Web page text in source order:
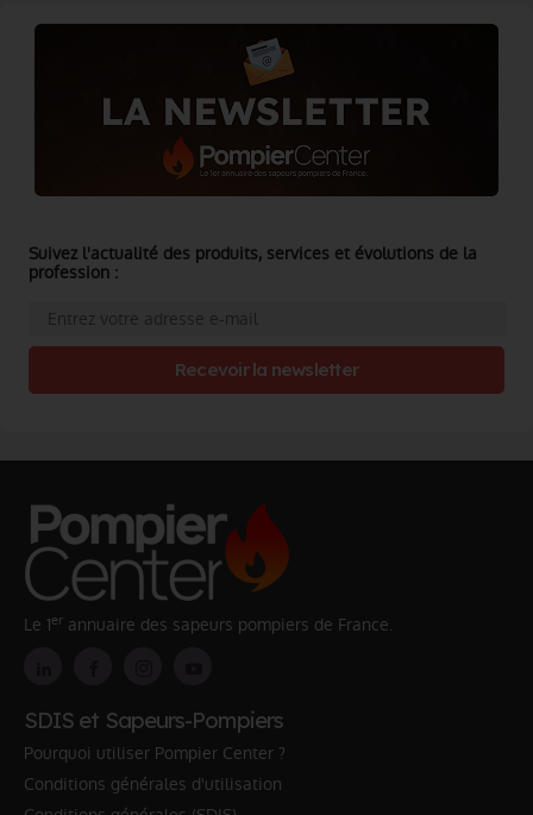
Suivez l'actualité des produits, services et évolutions de la
profession :
Recevoir la newsletter
Le 1er annuaire des sapeurs pompiers de France.
SDIS et Sapeurs-Pompiers
Pourquoi utiliser Pompier Center ?
Conditions générales d'utilisation